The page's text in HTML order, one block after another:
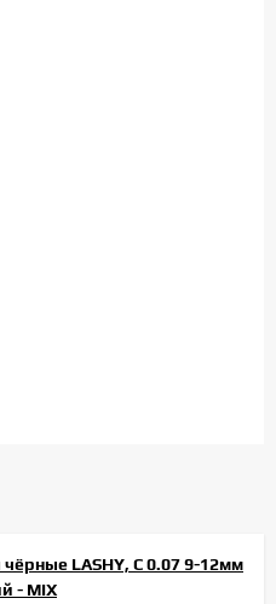
LASHY, C 0.07 9-12мм
- MIX